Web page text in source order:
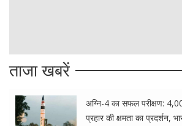
ताजा खबरें
अग्नि-4 का सफल परीक्षण:
प्रहार की क्षमता का प्रदर्शन,